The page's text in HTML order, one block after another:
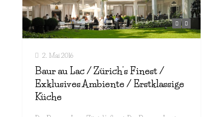
2. Mai 2016
Baur au Lac / Zürich’s Finest /
Exklusives Ambiente / Erstklassige
Küche